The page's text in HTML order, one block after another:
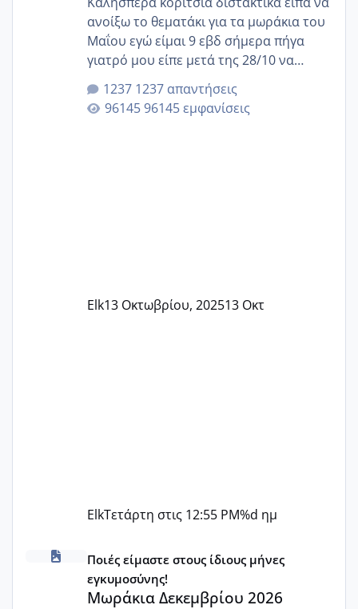
ανοίξω το θεματάκι για τα μωράκια του
Μαΐου εγώ είμαι 9 εβδ σήμερα πήγα
γιατρό μου είπε μετά της 28/10 να
κλείσω ραντεβού για την αυχενική είναι
καμιά άλλη κοπέλα να γεννάει Μάιο ;;
1237 απαντήσεις
96145 εμφανίσεις
Elk13 Οκτωβρίου, 202513 Οκτ
ElkΤετάρτη στις 12:55 PM%d ημ
Μωράκια Δεκεμβρίου 2026
Ποιές είμαστε στους ίδιους μήνες
εγκυμοσύνης!
Μωράκια Δεκεμβρίου 2026